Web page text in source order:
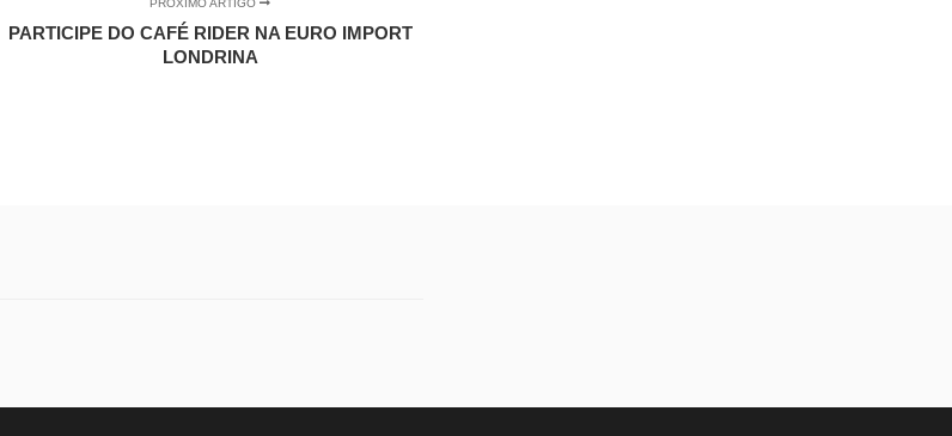
PRÓXIMO ARTIGO
PARTICIPE DO CAFÉ RIDER NA EURO IMPORT
LONDRINA